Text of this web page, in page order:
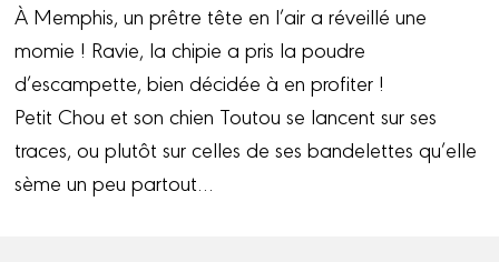
À Memphis, un prêtre tête en l’air a réveillé une
momie ! Ravie, la chipie a pris la poudre
d’escampette, bien décidée à en profiter !
Petit Chou et son chien Toutou se lancent sur ses
traces, ou plutôt sur celles de ses bandelettes qu’elle
sème un peu partout…